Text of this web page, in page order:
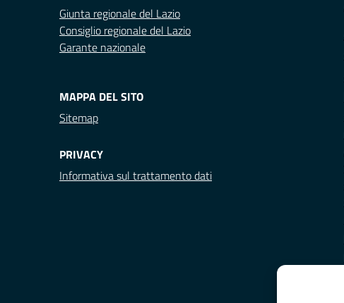
Giunta regionale del Lazio
Consiglio regionale del Lazio
Garante nazionale
MAPPA DEL SITO
Sitemap
PRIVACY
Informativa sul trattamento dati